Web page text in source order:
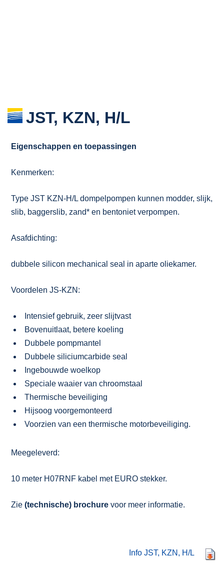
JST, KZN, H/L
Eigenschappen en toepassingen
Kenmerken:
Type JST KZN-H/L dompelpompen kunnen modder, slijk,
slib, baggerslib, zand* en bentoniet verpompen.
Asafdichting:
dubbele silicon mechanical seal in aparte oliekamer.
Voordelen JS-KZN:
Intensief gebruik, zeer slijtvast
Bovenuitlaat, betere koeling
Dubbele pompmantel
Dubbele siliciumcarbide seal
Ingebouwde woelkop
Speciale waaier van chroomstaal
Thermische beveiliging
Hijsoog voorgemonteerd
Voorzien van een thermische motorbeveiliging.
Meegeleverd:
10 meter H07RNF kabel met EURO stekker.
Zie (technische) brochure voor meer informatie.
Info JST, KZN, H/L